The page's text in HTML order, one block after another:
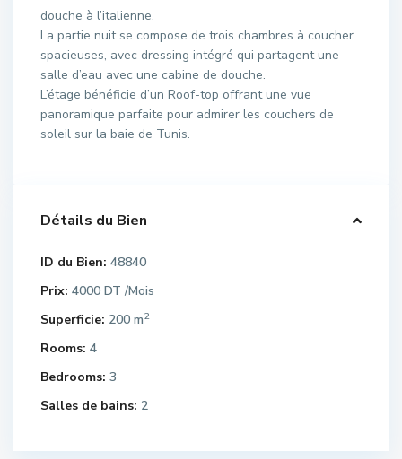
douche à l’italienne.
La partie nuit se compose de trois chambres à coucher
spacieuses, avec dressing intégré qui partagent une
salle d’eau avec une cabine de douche.
L’étage bénéficie d’un Roof-top offrant une vue
panoramique parfaite pour admirer les couchers de
soleil sur la baie de Tunis.
Détails du Bien
ID du Bien: 48840
Prix: 4000 DT /Mois
Superficie: 200 m2
Rooms: 4
Bedrooms: 3
Salles de bains: 2